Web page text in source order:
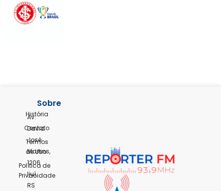
Av.
David
José
Martins,
1206
Ijuí,
RS
Sobre
História
Contato
Termos
de Uso
Política de
Privacidade